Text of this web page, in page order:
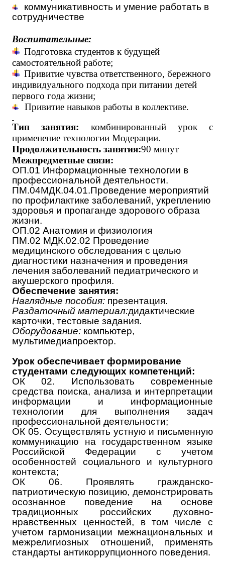
коммуникативность и умение работать в
сотрудничестве
Воспитательные:
Подготовка студентов к будущей
самостоятельной работе;
Привитие чувства ответственного, бережного
индивидуального подхода при питании детей
первого года жизни;
Привитие навыков работы в коллективе.
Тип занятия: комбинированный урок с
применение технологии Модерации.
Продолжительность занятия:90 минут
Межпредметные связи:
ОП.01 Информационные технологии в
профессиональной деятельности.
ПМ.04МДК.04.01.Проведение мероприятий
по профилактике заболеваний, укреплению
здоровья и пропаганде здорового образа
жизни.
ОП.02 Анатомия и физиология
ПМ.02 МДК.02.02 Проведение
медицинского обследования с целью
диагностики назначения и проведения
лечения заболеваний педиатрического и
акушерского профиля.
Обеспечение занятия:
Наглядные пособия: презентация.
Раздаточный материал:дидактические
карточки, тестовые задания.
Оборудование: компьютер,
мультимедиапроектор.
Урок обеспечивает формирование
студентами следующих компетенций:
ОК 02. Использовать современные
средства поиска, анализа и интерпретации
информации и информационные
технологии для выполнения задач
профессиональной деятельности;
ОК 05. Осуществлять устную и письменную
коммуникацию на государственном языке
Российской Федерации с учетом
особенностей социального и культурного
контекста;
ОК 06. Проявлять гражданско-
патриотическую позицию, демонстрировать
осознанное поведение на основе
традиционных российских духовно-
нравственных ценностей, в том числе с
учетом гармонизации межнациональных и
межрелигиозных отношений, применять
стандарты антикоррупционного поведения.